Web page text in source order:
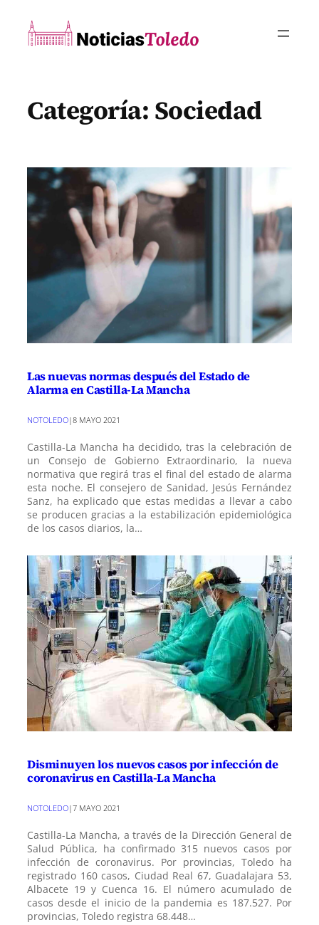
contenido
Categoría: Sociedad
Las nuevas normas después del Estado de
Alarma en Castilla-La Mancha
NOTOLEDO|8 MAYO 2021
Castilla-La Mancha ha decidido, tras la celebración de
un Consejo de Gobierno Extraordinario, la nueva
normativa que regirá tras el final del estado de alarma
esta noche. El consejero de Sanidad, Jesús Fernández
Sanz, ha explicado que estas medidas a llevar a cabo
se producen gracias a la estabilización epidemiológica
de los casos diarios, la…
Disminuyen los nuevos casos por infección de
coronavirus en Castilla-La Mancha
NOTOLEDO|7 MAYO 2021
Castilla-La Mancha, a través de la Dirección General de
Salud Pública, ha confirmado 315 nuevos casos por
infección de coronavirus. Por provincias, Toledo ha
registrado 160 casos, Ciudad Real 67, Guadalajara 53,
Albacete 19 y Cuenca 16. El número acumulado de
casos desde el inicio de la pandemia es 187.527. Por
provincias, Toledo registra 68.448…